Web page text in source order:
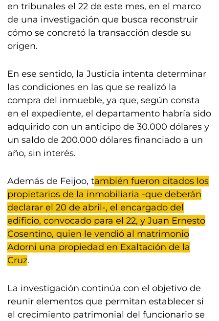
en tribunales el 22 de este mes, en el marco
de una investigación que busca reconstruir
cómo se concretó la transacción desde su
origen.
En ese sentido, la Justicia intenta determinar
las condiciones en las que se realizó la
compra del inmueble, ya que, según consta
en el expediente, el departamento habría sido
adquirido con un anticipo de 30.000 dólares y
un saldo de 200.000 dólares financiado a un
año, sin interés.
Además de Feijoo, también fueron citados los
propietarios de la inmobiliaria -que deberán
declarar el 20 de abril-, el encargado del
edificio, convocado para el 22, y Juan Ernesto
Cosentino, quien le vendió al matrimonio
Adorni una propiedad en Exaltación de la
Cruz.
La investigación continúa con el objetivo de
reunir elementos que permitan establecer si
el crecimiento patrimonial del funcionario se